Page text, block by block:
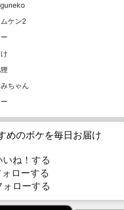
ケン2
ちゃん
めのボケを毎日お届け
いね！する
ローする
ォローする